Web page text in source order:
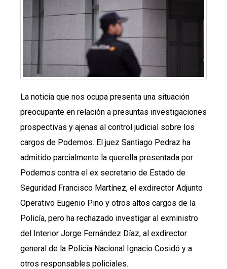
La noticia que nos ocupa presenta una situación
preocupante en relación a presuntas investigaciones
prospectivas y ajenas al control judicial sobre los
cargos de Podemos. El juez Santiago Pedraz ha
admitido parcialmente la querella presentada por
Podemos contra el ex secretario de Estado de
Seguridad Francisco Martínez, el exdirector Adjunto
Operativo Eugenio Pino y otros altos cargos de la
Policía, pero ha rechazado investigar al exministro
del Interior Jorge Fernández Díaz, al exdirector
general de la Policía Nacional Ignacio Cosidó y a
otros responsables policiales.